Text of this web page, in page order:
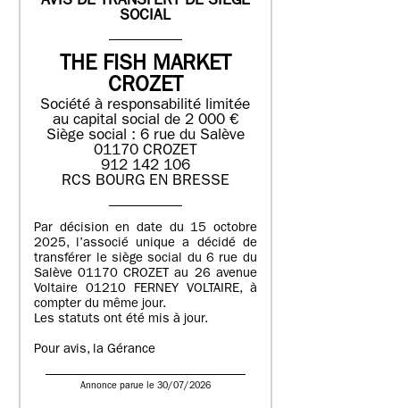
SOCIAL
THE FISH MARKET
CROZET
Société à responsabilité limitée
au capital social de 2 000 €
Siège social : 6 rue du Salève
01170 CROZET
912 142 106
RCS BOURG EN BRESSE
Par décision en date du 15 octobre
2025, l’associé unique a décidé de
transférer le siège social du 6 rue du
Salève 01170 CROZET au 26 avenue
Voltaire 01210 FERNEY VOLTAIRE, à
compter du même jour.
Les statuts ont été mis à jour.
Pour avis, la Gérance
Annonce parue le 30/07/2026